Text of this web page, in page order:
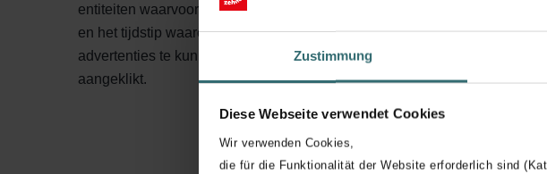
Zustimmung
Diese Webseite verwendet Cookies
Wir verwenden Cookies,
die für die Funktionalität der Website erforderlich sind
entiteiten waarvoor we adverteren of de websites en onlinediensten
en het tijdstip waarop u deze bekijkt, de producten die u koopt of de
advertenties te kunnen aanbieden (“Retargeting”). We verzamelen
aangeklikt.